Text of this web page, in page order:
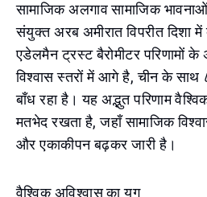
सामाजिक अलगाव सामाजिक
संयुक्त अरब अमीरात विपरीत दिशा
एडेलमैन ट्रस्ट बैरोमीटर परिणामों
विश्वास स्तरों में आगे है, चीन के
बाँध रहा है। यह अद्भुत परिणाम
मतभेद रखता है, जहाँ सामाजिक
और एकाकीपन बढ़कर जारी है।
वैश्विक अविश्वास का युग